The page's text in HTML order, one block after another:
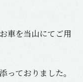
車を当山にてご用
っておりました。